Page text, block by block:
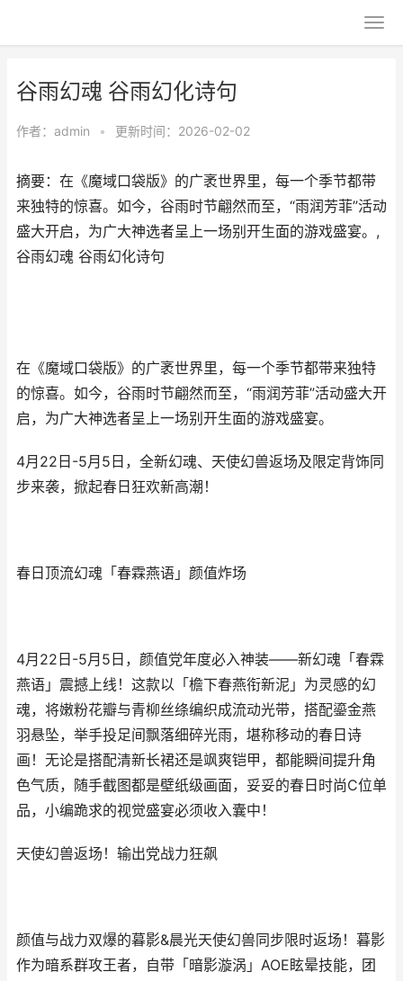
谷雨幻魂 谷雨幻化诗句
作者： admin • 更新时间：2026-02-02
摘要：​在《魔域口袋版》的广袤世界里，每一个季节都带
来独特的惊喜。如今，谷雨时节翩然而至，“雨润芳菲”活动
盛大开启，为广大神选者呈上一场别开生面的游戏盛宴。,
谷雨幻魂 谷雨幻化诗句
在《魔域口袋版》的广袤世界里，每一个季节都带来独特
的惊喜。如今，谷雨时节翩然而至，“雨润芳菲”活动盛大开
启，为广大神选者呈上一场别开生面的游戏盛宴。
4月22日-5月5日，全新幻魂、天使幻兽返场及限定背饰同
步来袭，掀起春日狂欢新高潮！
春日顶流幻魂「春霖燕语」颜值炸场
4月22日-5月5日，颜值党年度必入神装——新幻魂「春霖
燕语」震撼上线！这款以「檐下春燕衔新泥」为灵感的幻
魂，将嫩粉花瓣与青柳丝绦编织成流动光带，搭配鎏金燕
羽悬坠，举手投足间飘落细碎光雨，堪称移动的春日诗
画！无论是搭配清新长裙还是飒爽铠甲，都能瞬间提升角
色气质，随手截图都是壁纸级画面，妥妥的春日时尚C位单
品，小编跪求的视觉盛宴必须收入囊中！
天使幻兽返场！输出党战力狂飙
颜值与战力双爆的暮影&晨光天使幻兽同步限时返场！暮影
作为暗系群攻王者，自带「暗影漩涡」AOE眩晕技能，团